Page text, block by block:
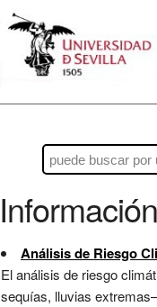
Análisis de Riesgo
El análisis de riesgo
sequías, lluvias